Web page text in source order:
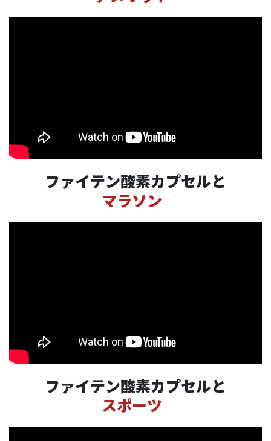
ファイテン酸素カプセルと
マラソン
ファイテン酸素カプセルと
スポーツ